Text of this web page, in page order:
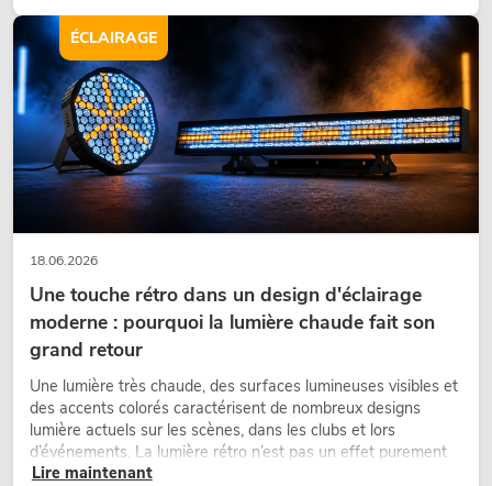
d’aménagement modernes.
18.06.2026
Une touche rétro dans un design d'éclairage
moderne : pourquoi la lumière chaude fait son
grand retour
Une lumière très chaude, des surfaces lumineuses visibles et
des accents colorés caractérisent de nombreux designs
lumière actuels sur les scènes, dans les clubs et lors
d’événements. La lumière rétro n’est pas un effet purement
nostalgique, mais un outil de conception utilisé de manière
Lire maintenant
ÉCLAIRAGE